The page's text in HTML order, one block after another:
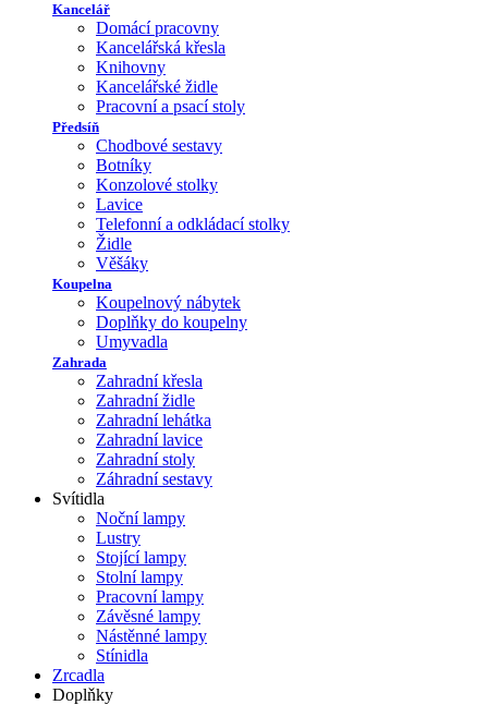
Kancelář
Domácí pracovny
Kancelářská křesla
Knihovny
Kancelářské židle
Pracovní a psací stoly
Předsíň
Chodbové sestavy
Botníky
Konzolové stolky
Lavice
Telefonní a odkládací stolky
Židle
Věšáky
Koupelna
Koupelnový nábytek
Doplňky do koupelny
Umyvadla
Zahrada
Zahradní křesla
Zahradní židle
Zahradní lehátka
Zahradní lavice
Zahradní stoly
Záhradní sestavy
Svítidla
Noční lampy
Lustry
Stojící lampy
Stolní lampy
Pracovní lampy
Závěsné lampy
Nástěnné lampy
Stínidla
Zrcadla
Doplňky